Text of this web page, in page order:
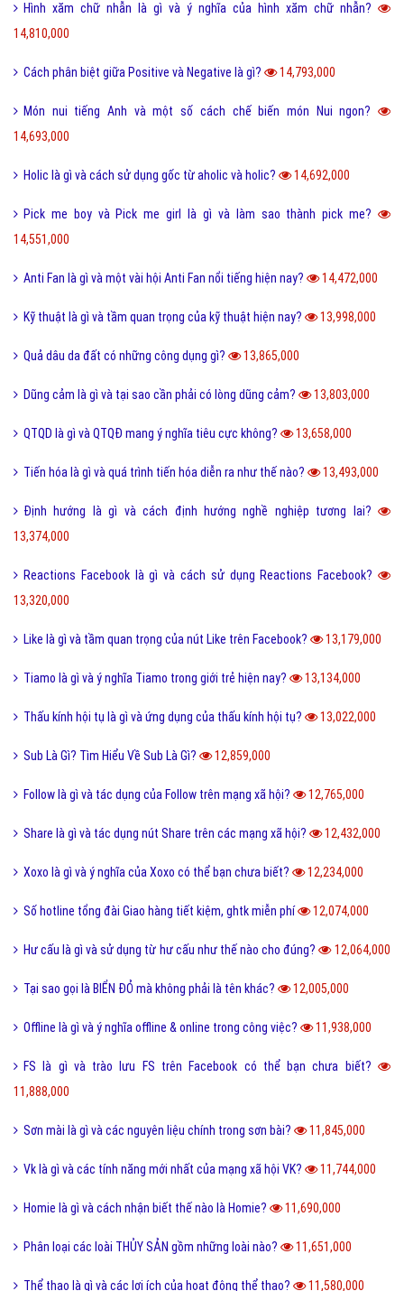
Hình xăm chữ nhẫn là gì và ý nghĩa của hình xăm chữ nhẫn?
14,810,000
Cách phân biệt giữa Positive và Negative là gì? 14,793,000
Món nui tiếng Anh và một số cách chế biến món Nui ngon?
14,693,000
Holic là gì và cách sử dụng gốc từ aholic và holic? 14,692,000
Pick me boy và Pick me girl là gì và làm sao thành pick me?
14,551,000
Anti Fan là gì và một vài hội Anti Fan nổi tiếng hiện nay? 14,472,000
Kỹ thuật là gì và tầm quan trọng của kỹ thuật hiện nay? 13,998,000
Quả dâu da đất có những công dụng gì? 13,865,000
Dũng cảm là gì và tại sao cần phải có lòng dũng cảm? 13,803,000
QTQD là gì và QTQĐ mang ý nghĩa tiêu cực không? 13,658,000
Tiến hóa là gì và quá trình tiến hóa diễn ra như thế nào? 13,493,000
Định hướng là gì và cách định hướng nghề nghiệp tương lai?
13,374,000
Reactions Facebook là gì và cách sử dụng Reactions Facebook?
13,320,000
Like là gì và tầm quan trọng của nút Like trên Facebook? 13,179,000
Tiamo là gì và ý nghĩa Tiamo trong giới trẻ hiện nay? 13,134,000
Thấu kính hội tụ là gì và ứng dụng của thấu kính hội tụ? 13,022,000
Sub Là Gì? Tìm Hiểu Về Sub Là Gì? 12,859,000
Follow là gì và tác dụng của Follow trên mạng xã hội? 12,765,000
Share là gì và tác dụng nút Share trên các mạng xã hội? 12,432,000
Xoxo là gì và ý nghĩa của Xoxo có thể bạn chưa biết? 12,234,000
Số hotline tổng đài Giao hàng tiết kiệm, ghtk miễn phí 12,074,000
Hư cấu là gì và sử dụng từ hư cấu như thế nào cho đúng? 12,064,000
Tại sao gọi là BIỂN ĐỎ mà không phải là tên khác? 12,005,000
Offline là gì và ý nghĩa offline & online trong công việc? 11,938,000
FS là gì và trào lưu FS trên Facebook có thể bạn chưa biết?
11,888,000
Sơn mài là gì và các nguyên liệu chính trong sơn bài? 11,845,000
Vk là gì và các tính năng mới nhất của mạng xã hội VK? 11,744,000
Homie là gì và cách nhận biết thế nào là Homie? 11,690,000
Phân loại các loài THỦY SẢN gồm những loài nào? 11,651,000
Thể thao là gì và các lợi ích của hoạt động thể thao? 11,580,000